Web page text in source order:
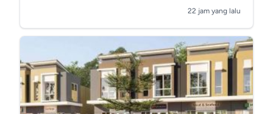
22 jam yang lalu